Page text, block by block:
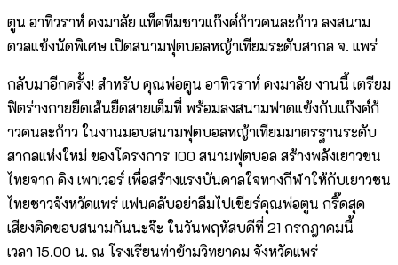
ตูน อาทิวราห์ คงมาลัย แท็คทีมชาวแก๊งค์ก้าวคนละก้าว ลงสนาม
ดวลแข้งนัดพิเศษ เปิดสนามฟุตบอลหญ้าเทียมระดับสากล จ. แพร่
กลับมาอีกครั้ง! สำหรับ คุณพ่อตูน อาทิวราห์ คงมาลัย งานนี้ เตรียม
ฟิตร่างกายยืดเส้นยืดสายเต็มที่ พร้อมลงสนามฟาดแข้งกับแก๊งค์ก้
าวคนละก้าว ในงานมอบสนามฟุตบอลหญ้าเทียมมาตรฐานระดับ
สากลแห่งใหม่ ของโครงการ100 สนามฟุตบอล สร้างพลังเยาวชน
ไทยจาก คิง เพาเวอร์ เพื่อสร้างแรงบันดาลใจทางกีฬาให้กับเยาวชน
ไทยชาวจังหวัดแพร่ แฟนคลับอย่าลืมไปเชียร์คุณพ่อตูน กรี๊ดสุด
เสียงติดขอบสนามกันนะจ๊ะ ในวันพฤหัสบดีที่21 กรกฎาคมนี้
เวลา15.00 น. ณ โรงเรียนท่าข้ามวิทยาคม จังหวัดแพร่